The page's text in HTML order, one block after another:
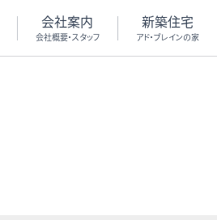
会社案内
会社概要・スタッフ
新築住宅
アド・ブレインの家